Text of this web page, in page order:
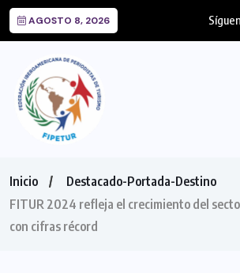
AGOSTO 8, 2026
Inicio
Destacado-Portada-Destino
FITUR 2024 refleja el crecimiento del
con cifras récord